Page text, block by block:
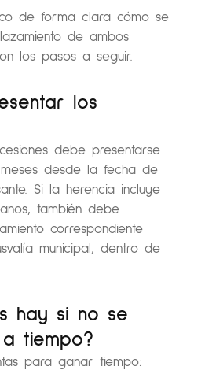
de forma clara cómo se
de ambos
los pasos a seguir.
los
debe presentarse
desde la fecha de
Si la herencia incluye
también debe
correspondiente
municipal, dentro de
hay si no se
tiempo?
para ganar tiempo: